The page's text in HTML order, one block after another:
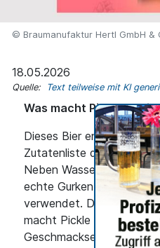
© Braumanufaktur Hertl GmbH &
18.05.2026
Quelle: Text teilweise mit KI
Was macht Pickle
Dieses Bier enthält
Zutatenliste der
Neben Wasser, Malz,
echte Gurken, Salz,
verwendet. Diese
macht Pickle David zu
Geschmackserlebnis.